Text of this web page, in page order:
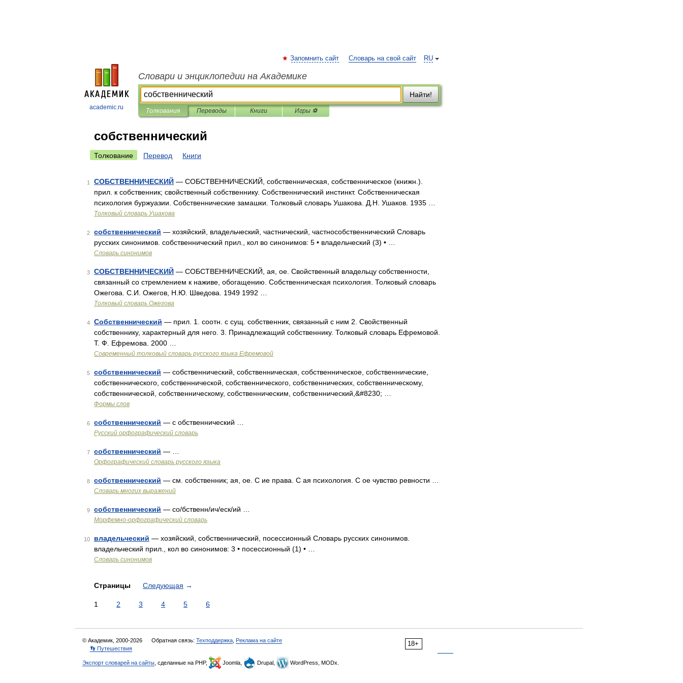
academic.ru
RU
Запомнить сайт Словарь на свой сайт
Словари и энциклопедии на Академике
Найти!
Толкования Переводы Книги Игры ⚽
собственнический
Толкование Перевод Книги
1 СОБСТВЕННИЧЕСКИЙ — СОБСТВЕННИЧЕСКИЙ, собственническая, собственническое (книжн.).
прил. к собственник; свойственный собственнику. Собственнический инстинкт. Собственническая
психология буржуазии. Собственнические замашки. Толковый словарь Ушакова. Д.Н. Ушаков. 1935 …
Толковый словарь Ушакова
2 собственнический — хозяйский, владельческий, частнический, частнособственнический Словарь
русских синонимов. собственнический прил., кол во синонимов: 5 • владельческий (3) • …
Словарь синонимов
3 СОБСТВЕННИЧЕСКИЙ — СОБСТВЕННИЧЕСКИЙ, ая, ое. Свойственный владельцу собственности,
связанный со стремлением к наживе, обогащению. Собственническая психология. Толковый словарь
Ожегова. С.И. Ожегов, Н.Ю. Шведова. 1949 1992 …
Толковый словарь Ожегова
4 Собственнический — прил. 1. соотн. с сущ. собственник, связанный с ним 2. Свойственный
собственнику, характерный для него. 3. Принадлежащий собственнику. Толковый словарь Ефремовой.
Т. Ф. Ефремова. 2000 …
Современный толковый словарь русского языка Ефремовой
5 собственнический — собственнический, собственническая, собственническое, собственнические,
собственнического, собственнической, собственнического, собственнических, собственническому,
собственнической, собственническому, собственническим, собственнический,&#8230; …
Формы слов
6 собственнический — с обственнический …
Русский орфографический словарь
7 собственнический — …
Орфографический словарь русского языка
8 собственнический — см. собственник; ая, ое. С ие права. С ая психология. С ое чувство ревности …
Словарь многих выражений
9 собственнический — со/бственн/ич/еск/ий …
Морфемно-орфографический словарь
10 владельческий — хозяйский, собственнический, посессионный Словарь русских синонимов.
владельческий прил., кол во синонимов: 3 • посессионный (1) • …
Словарь синонимов
Страницы Следующая →
1 2 3 4 5 6
18+
© Академик, 2000-2026 Обратная связь: Техподдержка Реклама на сайте
👣 Путешествия
Экспорт словарей на сайты , сделанные на PHP, Joomla, Drupal, WordPress, MODx.